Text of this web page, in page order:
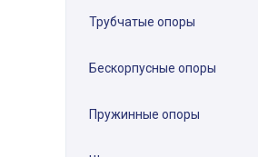
Трубчатые опоры
Бескорпусные опоры
Пружинные опоры